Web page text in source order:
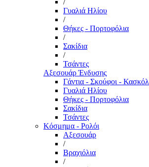
/
Γυαλιά Ηλίου
/
Θήκες - Πορτοφόλια
/
Σακίδια
/
Τσάντες
Αξεσουάρ Ένδυσης
Γάντια - Σκούφοι - Κασκόλ
Γυαλιά Ηλίου
Θήκες - Πορτοφόλια
Σακίδια
Τσάντες
Κόσμημα - Ρολόι
Αξεσουάρ
/
Βραχιόλια
/